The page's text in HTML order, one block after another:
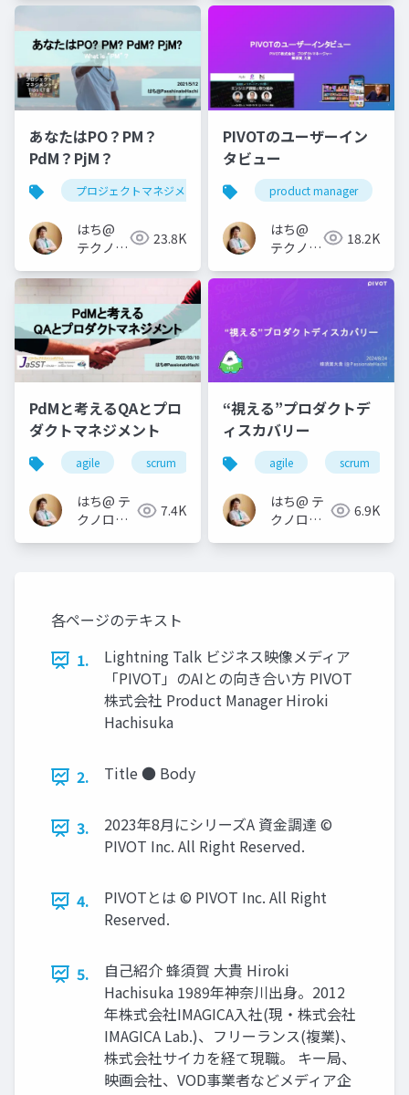
ィア
「Newbee」
ィア
あなたはPO？PM？
PdM？PjM？
プロジェクトマネジメント project management
はち@
テクノロ
ィア
「Newbee」
23.8K
PIVOTのユーザーイン
タビュー
product manager
はち@
テクノロ
ィア
18.2K
PdMと考えるQAとプロ
ダクトマネジメント
agile scrum qa jasst tokyo
はち@ テ
クノロジ
7.4K
“視える”プロダクトデ
ィスカバリー
agile scrum
はち@ テ
クノロジ
6.9K
各ページのテキスト
1.
Lightning Talk ビジネス映像メディア
「PIVOT」のAIとの向き合い方 PIVOT
株式会社 Product Manager Hiroki
Hachisuka
2. Title ● Body
3.
2023年8月にシリーズA 資金調達 ©︎
PIVOT Inc. All Right Reserved.
4.
PIVOTとは ©︎ PIVOT Inc. All Right
Reserved.
5.
自己紹介 蜂須賀 大貴 Hiroki
Hachisuka 1989年神奈川出身。2012
年株式会社IMAGICA入社(現・株式会社
IMAGICA Lab.)、フリーランス(複業)、
株式会社サイカを経て現職。 キー局、
映画会社、VOD事業者などメディア企